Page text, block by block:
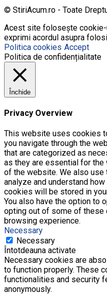
© StiriAcum.ro - Toate
Acest site folosește cookie-
exprimi acordul asupra
Politica cookies Accept
Politica de confidențialitate
Închide
Privacy Overview
This website uses cookies
you navigate through the
that are categorized as
as they are essential for
of the website. We also
analyze and understand
cookies will be stored in
You also have the option to
opting out of some of these
browsing experience.
Necessary
Necessary
Întotdeauna activate
Necessary cookies are
to function properly. These
functionalities and security
anonymously.